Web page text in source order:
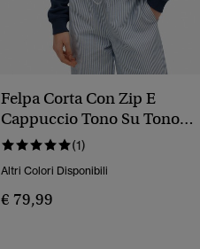
Felpa Corta Con Zip E
Cappuccio Tono Su Tono
Athletic Essentials
(1)
Altri Colori Disponibili
€ 79,99